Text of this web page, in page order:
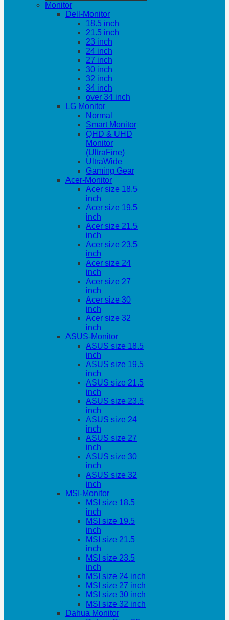
Monitor
Dell-Monitor
18.5 inch
21.5 inch
23 inch
24 inch
27 inch
30 inch
32 inch
34 inch
over 34 inch
LG Monitor
Normal
Smart Monitor
QHD & UHD
Monitor
(UltraFine)
UltraWide
Gaming Gear
Acer-Monitor
Acer size 18.5
inch
Acer size 19.5
inch
Acer size 21.5
inch
Acer size 23.5
inch
Acer size 24
inch
Acer size 27
inch
Acer size 30
inch
Acer size 32
inch
ASUS-Monitor
ASUS size 18.5
inch
ASUS size 19.5
inch
ASUS size 21.5
inch
ASUS size 23.5
inch
ASUS size 24
inch
ASUS size 27
inch
ASUS size 30
inch
ASUS size 32
inch
MSI-Monitor
MSI size 18.5
inch
MSI size 19.5
inch
MSI size 21.5
inch
MSI size 23.5
inch
MSI size 24 inch
MSI size 27 inch
MSI size 30 inch
MSI size 32 inch
Dahua Monitor